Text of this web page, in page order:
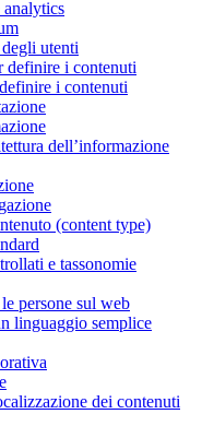
analytics
utenti
definire i contenuti
i contenuti
dell’informazione
(content type)
e tassonomie
persone sul web
linguaggio semplice
dei contenuti